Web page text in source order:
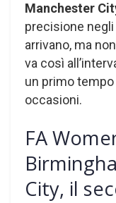
Manchester
precisione
arrivano, ma
va così
un primo
occasioni.
FA
City, il